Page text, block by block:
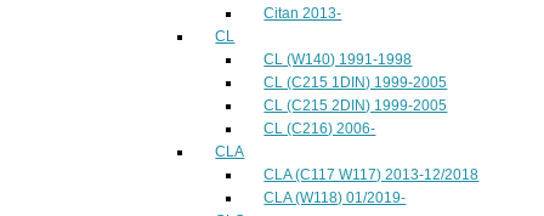
Citan 2013-
CL
CL (W140) 1991-1998
CL (C215 1DIN) 1999-2005
CL (C215 2DIN) 1999-2005
CL (C216) 2006-
CLA
CLA (C117 W117) 2013-12/2018
CLA (W118) 01/2019-